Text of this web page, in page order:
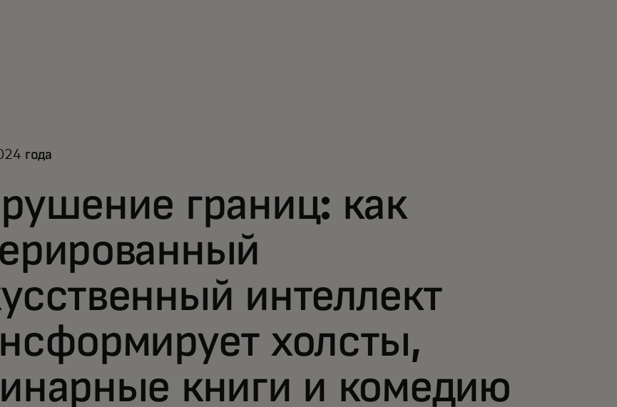
года
границ: как
интеллект
холсты,
книги и комедию